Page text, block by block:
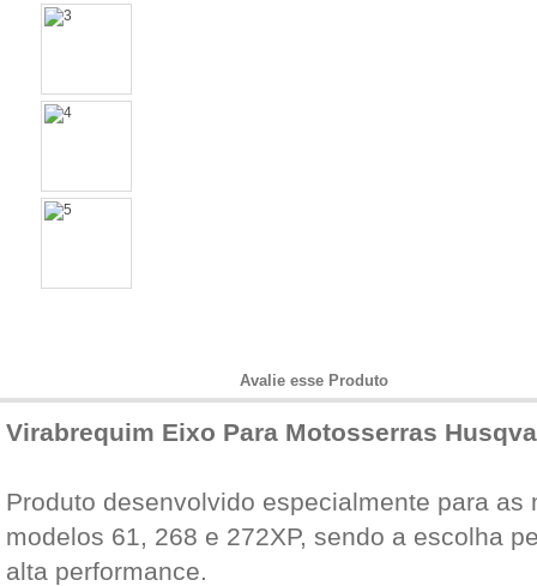
Avalie esse Produto
Virabrequim Eixo Para Motosserras
Produto desenvolvido especialmente para as
modelos 61, 268 e 272XP, sendo a escolha
alta performance.